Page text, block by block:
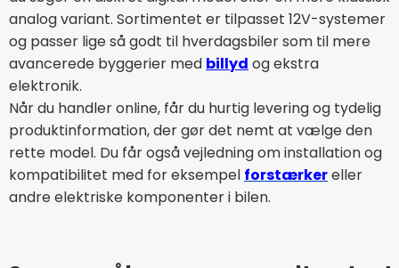
analog variant. Sortimentet er tilpasset 12V-systemer
og passer lige så godt til hverdagsbiler som til mere
avancerede byggerier med billyd og ekstra
elektronik.
Når du handler online, får du hurtig levering og tydelig
produktinformation, der gør det nemt at vælge den
rette model. Du får også vejledning om installation og
kompatibilitet med for eksempel forstærkereller
andre elektriske komponenter i bilen.